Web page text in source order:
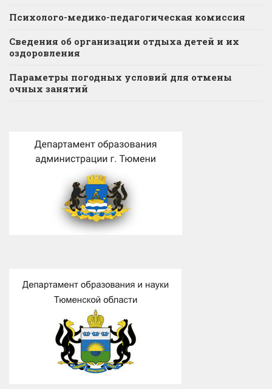
Психолого-медико-педагогическая комиссия
Сведения об организации отдыха детей и их
оздоровления
Параметры погодных условий для отмены
очных занятий